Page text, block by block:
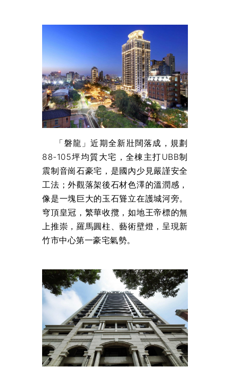
「磐龍」近期全新壯闊落成，規劃
88-105坪均質大宅，全棟主打UBB制
震制音崗石豪宅，是國內少見嚴謹安全
工法；外觀落架後石材色澤的溫潤感，
像是一塊巨大的玉石聳立在護城河旁。
穹頂皇冠，繁華收攬，如地王帝標的無
上推崇，羅馬圓柱、藝術壁燈，呈現新
竹市中心第一豪宅氣勢。